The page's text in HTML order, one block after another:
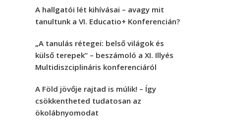
A hallgatói lét kihívásai – avagy mit
tanultunk a VI. Educatio+ Konferencián?
„A tanulás rétegei: belső világok és
külső terepek” – beszámoló a XI. Illyés
Multidiszciplináris konferenciáról
A Föld jövője rajtad is múlik! – Így
csökkentheted tudatosan az
ökolábnyomodat